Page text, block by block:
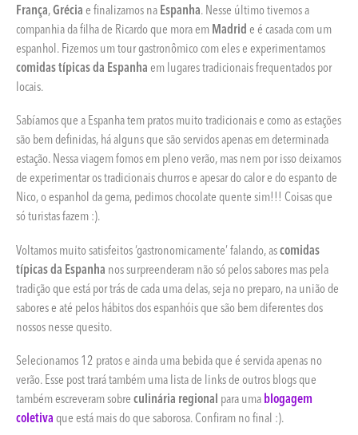
França,Grécia e finalizamos na Espanha. Nesse último tivemos a
companhia da filha de Ricardo que mora em Madrid e é casada com um
espanhol. Fizemos um tour gastronômico com eles e experimentamos
comidas típicas da Espanha em lugares tradicionais frequentados por
locais.
Sabíamos que a Espanha tem pratos muito tradicionais e como as estações
são bem definidas, há alguns que são servidos apenas em determinada
estação. Nessa viagem fomos em pleno verão, mas nem por isso deixamos
de experimentar os tradicionais churros e apesar do calor e do espanto de
Nico, o espanhol da gema, pedimos chocolate quente sim!!! Coisas que
só turistas fazem :).
Voltamos muito satisfeitos ‘gastronomicamente’ falando, ascomidas
típicas da Espanha nos surpreenderam não só pelos sabores mas pela
tradição que está por trás de cada uma delas, seja no preparo, na união de
sabores e até pelos hábitos dos espanhóis que são bem diferentes dos
nossos nesse quesito.
Selecionamos 12 pratos e ainda uma bebida que é servida apenas no
verão. Esse post trará também uma lista de links de outros blogs que
também escreveram sobre culinária regional para uma blogagem
coletiva que está mais do que saborosa. Confiram no final :).